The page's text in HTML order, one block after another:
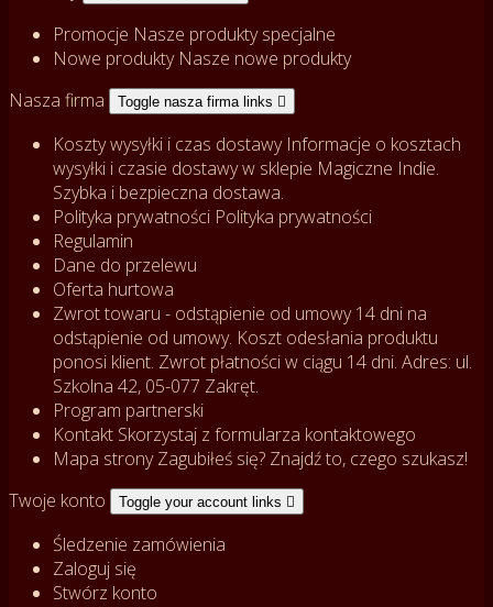
Promocje Nasze produkty specjalne
Nowe produkty Nasze nowe produkty
Nasza firma
Toggle nasza firma links 
Koszty wysyłki i czas dostawy Informacje o kosztach
wysyłki i czasie dostawy w sklepie Magiczne Indie.
Szybka i bezpieczna dostawa.
Polityka prywatności Polityka prywatności
Regulamin
Dane do przelewu
Oferta hurtowa
Zwrot towaru - odstąpienie od umowy14 dni na
odstąpienie od umowy. Koszt odesłania produktu
ponosi klient. Zwrot płatności w ciągu 14 dni. Adres: ul.
Szkolna 42, 05-077 Zakręt.
Program partnerski
Kontakt Skorzystaj z formularza kontaktowego
Mapa stronyZagubiłeś się? Znajdź to, czego szukasz!
Twoje konto
Toggle your account links 
Śledzenie zamówienia
Zaloguj się
Stwórz konto